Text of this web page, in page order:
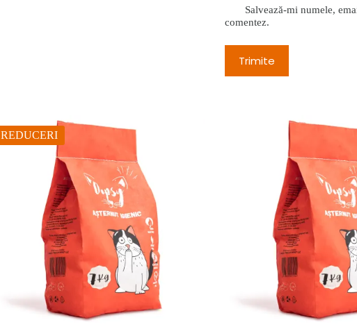
Salvează-mi numele,
comentez.
Trimite
REDUCERI